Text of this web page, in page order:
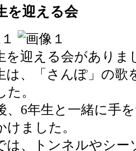
を迎える会
を迎える会がありま
は、「さんぽ」の歌
た。
、6年生と一緒に手
けました。
は、トンネルやシ